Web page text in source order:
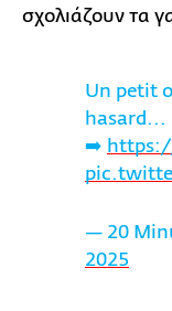
σχολιάζουν τα
Un petit
hasard...
➡️
— 20
2025